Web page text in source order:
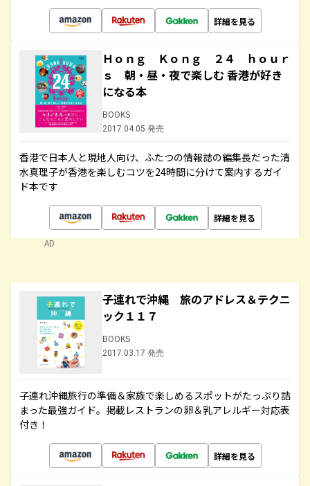
詳細を見る
Ｈｏｎｇ Ｋｏｎｇ ２４ ｈｏｕｒ
ｓ 朝・昼・夜で楽しむ 香港が好き
になる本
BOOKS
2017.04.05 発売
香港で日本人と現地人向け、ふたつの情報誌の編集長だった清
水真理子が香港を楽しむコツを24時間に分けて案内するガイ
ド本です
詳細を見る
AD
子連れで沖縄 旅のアドレス＆テクニ
ック１１７
BOOKS
2017.03.17 発売
子連れ沖縄旅行の準備＆家族で楽しめるスポットがたっぷり詰
まった最強ガイド。掲載レストランの卵＆乳アレルギー対応表
付き！
詳細を見る